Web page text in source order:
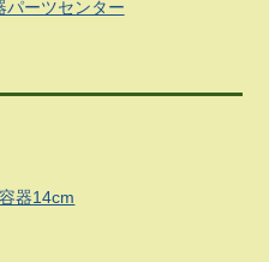
パーツセンター
器14cm